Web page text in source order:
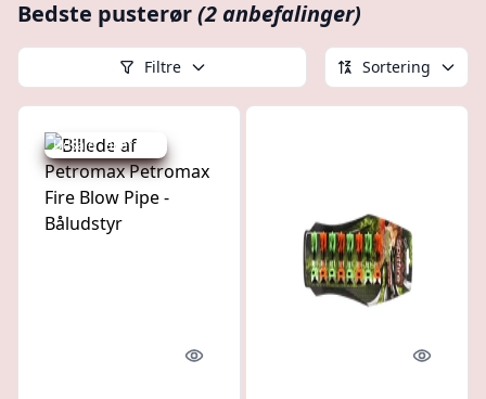
Bedste pusterør(2 anbefalinger)
Filtre Sortering
Udsalg - spar 9 %
Quick look Quick